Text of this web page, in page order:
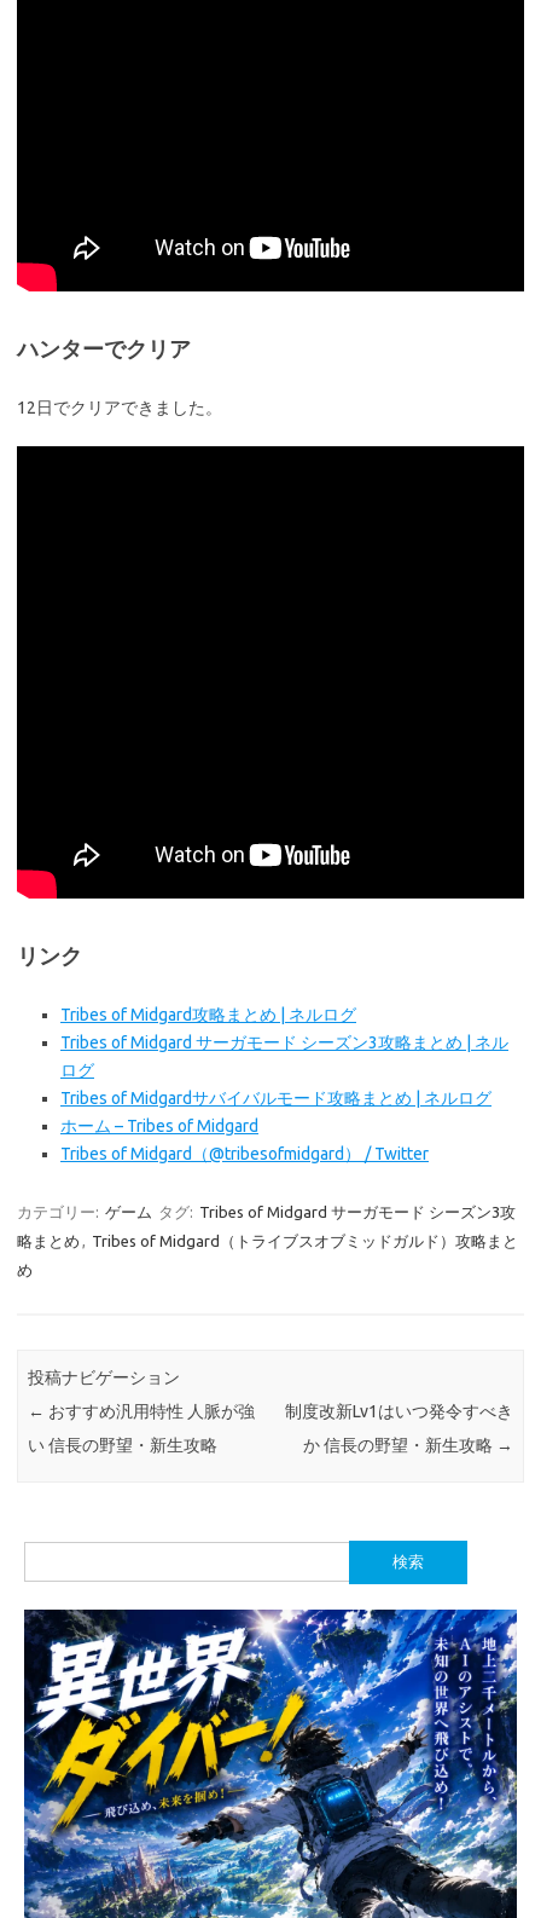
ハンターでクリア
12日でクリアできました。
リンク
Tribes of Midgard攻略まとめ | ネルログ
Tribes of Midgard サーガモード シーズン3攻略まとめ | ネル
ログ
Tribes of Midgardサバイバルモード攻略まとめ | ネルログ
ホーム – Tribes of Midgard
Tribes of Midgard（@tribesofmidgard） / Twitter
カテゴリー: ゲーム タグ: Tribes of Midgard サーガモード シーズン3攻
略まとめ , Tribes of Midgard（トライブスオブミッドガルド）攻略まと
め
投稿ナビゲーション
← おすすめ汎用特性 人脈が強
い 信長の野望・新生攻略
制度改新Lv1はいつ発令すべき
か 信長の野望・新生攻略 →
索: